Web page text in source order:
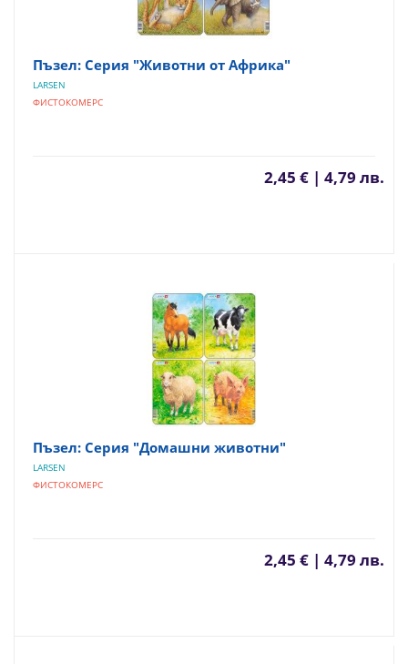
Пъзел: Серия "Животни от Африка"
LARSEN
ФИСТОКОМЕРС
2,45 € | 4,79 лв.
Пъзел: Серия "Домашни животни"
LARSEN
ФИСТОКОМЕРС
2,45 € | 4,79 лв.